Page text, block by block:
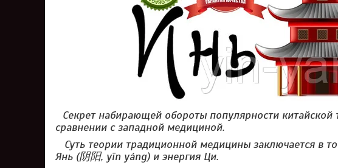
Секрет набирающей обороты популярности
сравнении с западной медициной.
Суть теории традиционной медицины заключается в
Янь (阴阳, yīn yáng) и энергия Ци.